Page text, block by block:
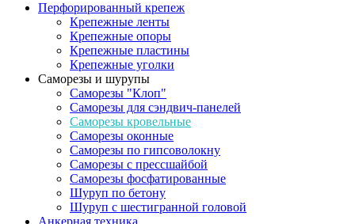
Перфорированный крепеж
Крепежные ленты
Крепежные опоры
Крепежные пластины
Крепежные уголки
Саморезы и шурупы
Саморезы "Клоп"
Саморезы для сэндвич-панелей
Саморезы кровельные
Саморезы оконные
Саморезы по гипсоволокну
Саморезы с прессшайбой
Саморезы фосфатированные
Шуруп по бетону
Шуруп с шестигранной головой
Анкерная техника